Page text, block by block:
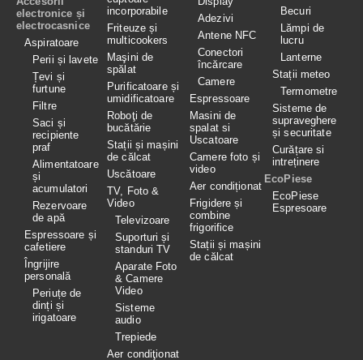
electronice și
electrocasnice
Aspiratoare
Perii și lavete
Țevi și
furtune
Filtre
Saci și
recipiente
praf
Alimentatoare
și
acumulatori
Rezervoare
de apă
Espressoare și
cafetiere
Îngrijire
personală
Periuțe de
dinți și
irigatoare
incorporabile
Friteuze și
multicookers
Maşini de
spălat
Purificatoare și
umidificatoare
Roboţi de
bucătărie
Stații și mașini
de călcat
Uscătoare
TV, Foto &
Video
Televizoare
Suporturi și
standuri TV
Aparate Foto
& Camere
Video
Sisteme
audio
Trepiede
Aer condiţionat
Adezivi
Antene NFC
Conectori
încărcare
Camere
Espressoare
Masini de
spalat si
Uscatoare
Camere foto și
video
Aer condiționat
Frigidere și
combine
frigorifice
Stații și mașini
de călcat
Becuri
Lămpi de
lucru
Lanterne
Stații meteo
Termometre
Sisteme de
supraveghere
și securitate
Curățare si
intreținere
EcoPiese
EcoPiese
Espresoare